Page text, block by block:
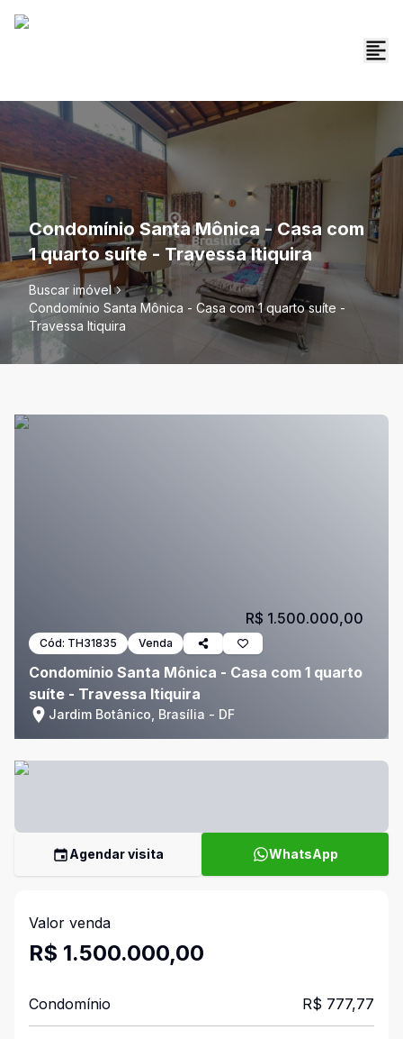
Condomínio Santa Mônica - Casa com
1 quarto suíte - Travessa Itiquira
Buscar imóvel
Condomínio Santa Mônica - Casa com 1 quarto suíte -
Travessa Itiquira
Cód: TH31835 Venda
Condomínio Santa Mônica - Casa com 1 quarto
suíte - Travessa Itiquira
Jardim Botânico, Brasília - DF
R$ 1.500.000,00
Agendar visita WhatsApp
Valor venda
R$ 1.500.000,00
Condomínio R$ 777,77